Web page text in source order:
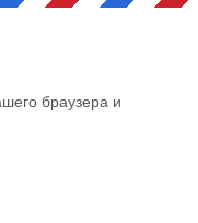
браузера и